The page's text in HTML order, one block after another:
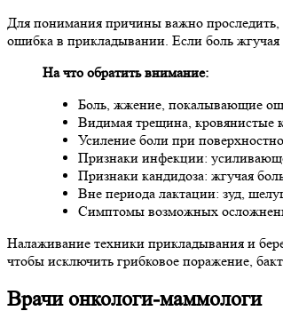
Для понимания причины важно проследить,
ошибка в прикладывании. Если боль жгучая
На что обратить внимание:
Боль, жжение, покалывающие
Видимая трещина, кровянистые
Усиление боли при
Признаки инфекции:
Признаки кандидоза: жгучая
Вне периода лактации: зуд,
Симптомы возможных
Налаживание техники прикладывания и
чтобы исключить грибковое поражение,
Врачи онкологи-маммологи